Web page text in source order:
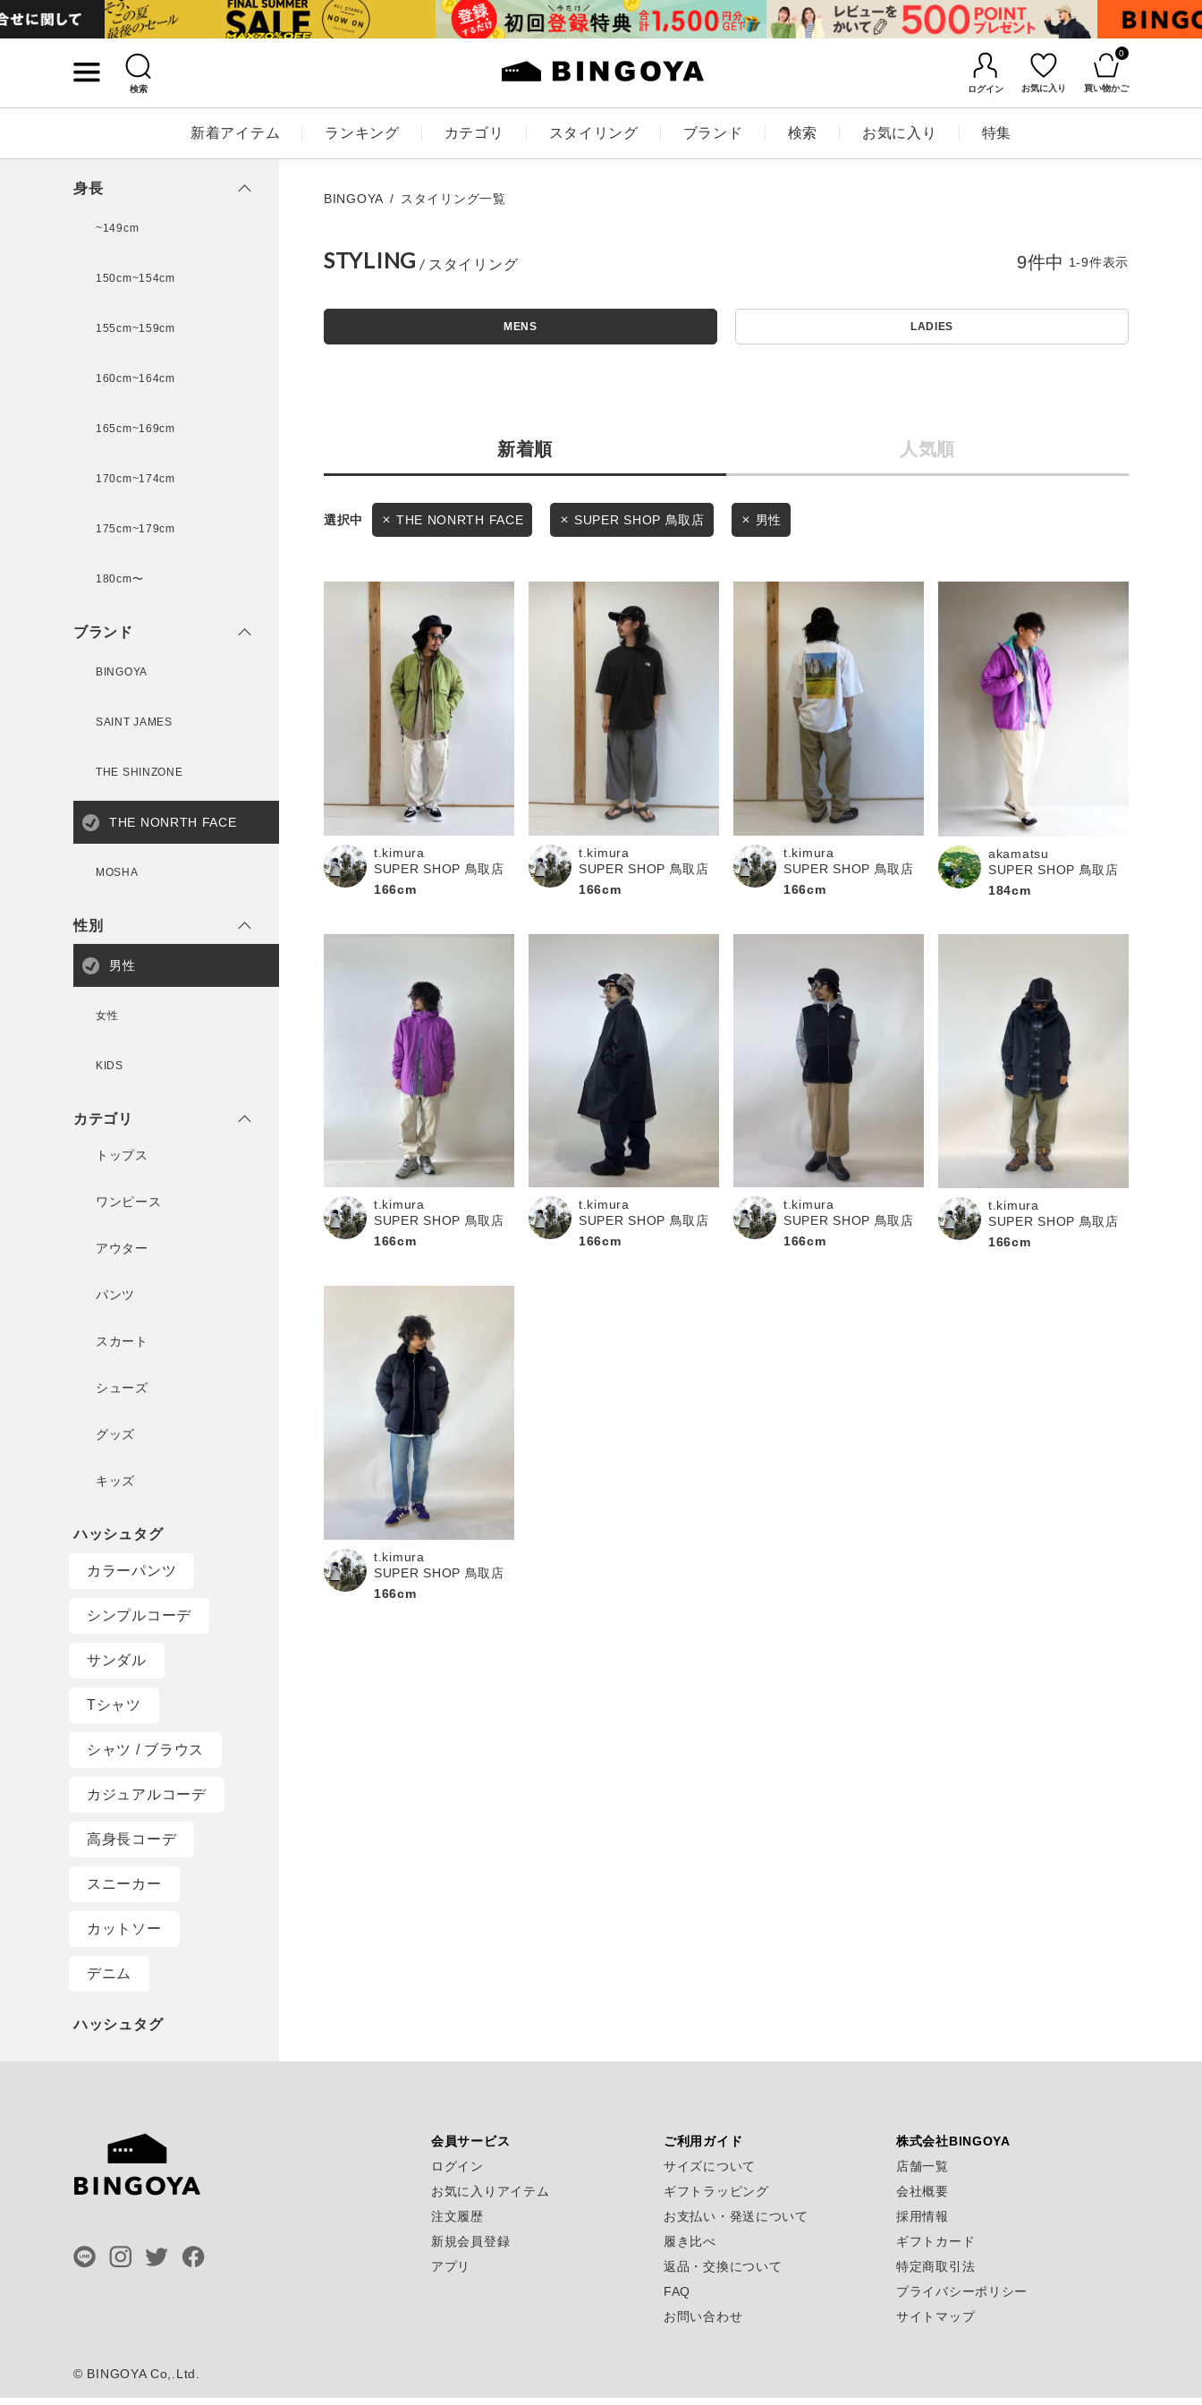
検索 ログイン お気に入り
0
買い物かご
新着アイテム ランキング カテゴリ スタイリング ブランド 検索 お気に入り 特集
新規会員登録
アイテムを探す
スタイリングから探す
WEB限定アイテムを探す
BINGOYAについて
採用情報
お知らせ・ご利用ガイド
お知らせ
ご利用ガイド
ギフトラッピング
お問い合わせ
BINGOYA
無料公式アプリダウンロード
キーワード
価格
セール価格
在庫
在庫なし含む
この条件で絞り込む
身長
~149cm
150cm~154cm
155cm~159cm
160cm~164cm
165cm~169cm
170cm~174cm
175cm~179cm
180cm〜
ブランド
BINGOYA
SAINT JAMES
THE SHINZONE
THE NONRTH FACE
MOSHA
性別
男性
女性
KIDS
カテゴリ
トップス
ワンピース
アウター
パンツ
スカート
シューズ
グッズ
キッズ
カラーパンツ
シンプルコーデ
サンダル
Tシャツ
シャツ / ブラウス
カジュアルコーデ
高身長コーデ
スニーカー
カットソー
デニム
BINGOYA スタイリング一覧
STYLING
MENS LADIES
新着順 人気順
9件中 1-9件表示
THE NONRTH FACE SUPER SHOP 鳥取店 男性
t.kimura
SUPER SHOP 鳥取店
166cm
t.kimura
SUPER SHOP 鳥取店
166cm
t.kimura
SUPER SHOP 鳥取店
166cm
akamatsu
SUPER SHOP 鳥取店
184cm
t.kimura
SUPER SHOP 鳥取店
166cm
t.kimura
SUPER SHOP 鳥取店
166cm
t.kimura
SUPER SHOP 鳥取店
166cm
t.kimura
SUPER SHOP 鳥取店
166cm
t.kimura
SUPER SHOP 鳥取店
166cm
会員サービス
ログイン
お気に入りアイテム
注文履歴
新規会員登録
アプリ
ご利用ガイド
サイズについて
ギフトラッピング
お支払い・発送について
履き比べ
返品・交換について
FAQ
お問い合わせ
株式会社BINGOYA
店舗一覧
会社概要
採用情報
ギフトカード
特定商取引法
プライバシーポリシー
サイトマップ
© BINGOYA Co,.Ltd.